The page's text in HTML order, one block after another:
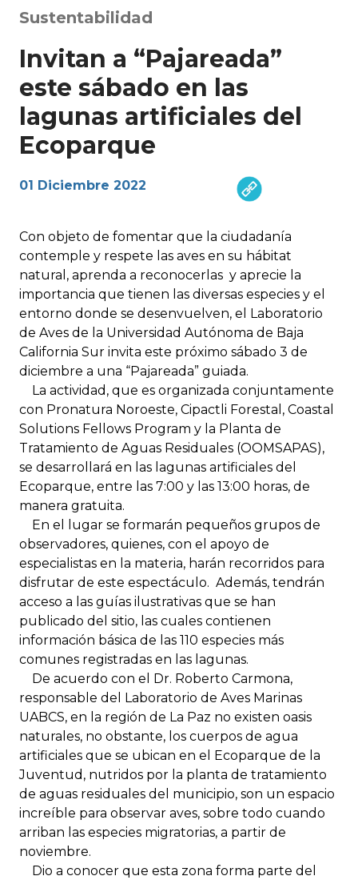
Sustentabilidad
Invitan a “Pajareada”
este sábado en las
lagunas artificiales del
Ecoparque
01 Diciembre 2022
Con objeto de fomentar que la ciudadanía
contemple y respete las aves en su hábitat
natural, aprenda a reconocerlas y aprecie la
importancia que tienen las diversas especies y el
entorno donde se desenvuelven, el Laboratorio
de Aves de la Universidad Autónoma de Baja
California Sur invita este próximo sábado 3 de
diciembre a una “Pajareada” guiada.
La actividad, que es organizada conjuntamente
con Pronatura Noroeste, Cipactli Forestal, Coastal
Solutions Fellows Program y la Planta de
Tratamiento de Aguas Residuales (OOMSAPAS),
se desarrollará en las lagunas artificiales del
Ecoparque, entre las 7:00 y las 13:00 horas, de
manera gratuita.
En el lugar se formarán pequeños grupos de
observadores, quienes, con el apoyo de
especialistas en la materia, harán recorridos para
disfrutar de este espectáculo. Además, tendrán
acceso a las guías ilustrativas que se han
publicado del sitio, las cuales contienen
información básica de las 110 especies más
comunes registradas en las lagunas.
De acuerdo con el Dr. Roberto Carmona,
responsable del Laboratorio de Aves Marinas
UABCS, en la región de La Paz no existen oasis
naturales, no obstante, los cuerpos de agua
artificiales que se ubican en el Ecoparque de la
Juventud, nutridos por la planta de tratamiento
de aguas residuales del municipio, son un espacio
increíble para observar aves, sobre todo cuando
arriban las especies migratorias, a partir de
noviembre.
Dio a conocer que esta zona forma parte del